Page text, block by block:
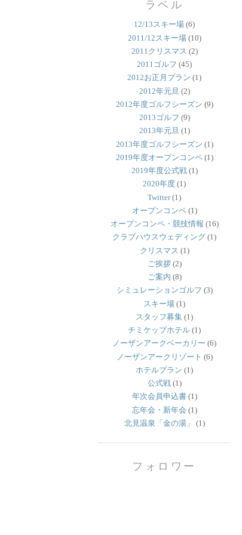
ラベル
12/13スキー場 (6)
2011/12スキー場 (10)
2011クリスマス (2)
2011ゴルフ (45)
2012お正月プラン (1)
2012年元旦 (2)
2012年度ゴルフシーズン (9)
2013ゴルフ (9)
2013年元旦 (1)
2013年度ゴルフシーズン (1)
2019年度オープンコンペ (1)
2019年度公式戦 (1)
2020年度 (1)
Twitter (1)
オープンコンペ (1)
オープンコンペ・競技情報 (16)
クラブハウスウェディング (1)
クリスマス (1)
ご挨拶 (2)
ご案内 (8)
シミュレーションゴルフ (3)
スキー場 (1)
スタッフ募集 (1)
チミケップホテル (1)
ノーザンアークベーカリー (6)
ノーザンアークリゾート (6)
ホテルプラン (1)
公式戦 (1)
年次会員申込書 (1)
忘年会・新年会 (1)
北見温泉「金の湯」
(1)
フォロワー